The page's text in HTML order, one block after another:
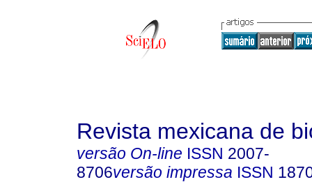
Revista mexicana de
versão On-line ISSN 2007-
8706versão impressa ISSN